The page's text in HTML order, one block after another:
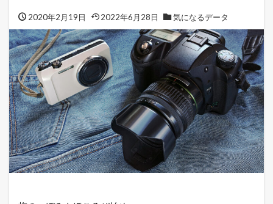
2020年2月19日 2022年6月28日 気になるデータ